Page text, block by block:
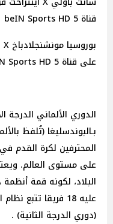
قناة beIN Sports HD 5
على قناة beIN Sports HD 5
الدوري الألماني الدرجة
المحترفين لكرة القدم
على مستوى العالم.
البلاد، لكونه قمة
(دوري الدرجة الثانية) .